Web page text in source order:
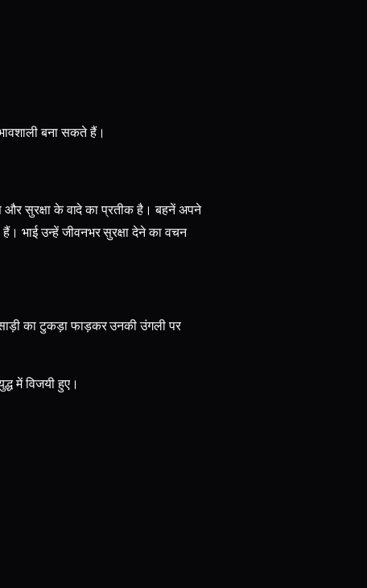
बना सकते हैं।
और सुरक्षा के वादे का प्रतीक है। बहनें अपने
भाई उन्हें जीवनभर सुरक्षा देने का वचन
का टुकड़ा फाड़कर उनकी उंगली पर
में विजयी हुए।